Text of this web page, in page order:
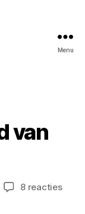
Menu
van
8 reactiesop